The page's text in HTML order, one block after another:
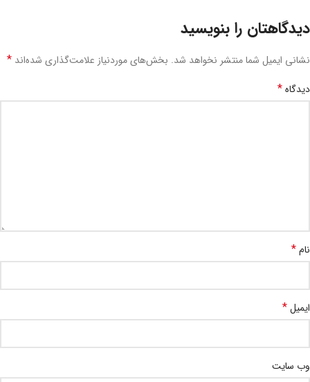
دیدگاهتان را بنویسید
نشانی ایمیل شما منتشر نخواهد شد. بخش‌های موردنیاز علامت‌گذاری شده‌اند *
دیدگاه*
نام*
ایمیل*
وب‌ سایت